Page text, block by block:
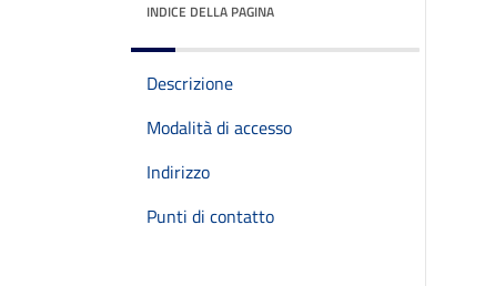
INDICE DELLA PAGINA
Descrizione
Modalità di accesso
Indirizzo
Punti di contatto